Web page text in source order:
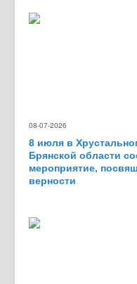
08-07-2026
8 июля в
Брянской области
мероприятие,
верности